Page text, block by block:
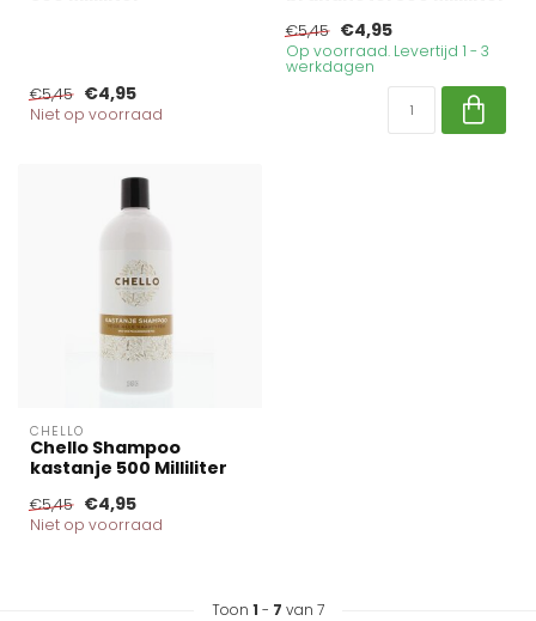
€5,45 €4,95
Niet op voorraad
€5,45 €4,95
Op voorraad. Levertijd 1 - 3
werkdagen
CHELLO
Chello Shampoo
kastanje 500 Milliliter
€5,45 €4,95
Niet op voorraad
Toon 1 - 7 van 7